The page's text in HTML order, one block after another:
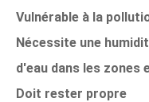
Vulnérable à la
Nécessite une
d'eau dans les zones
Doit rester propre